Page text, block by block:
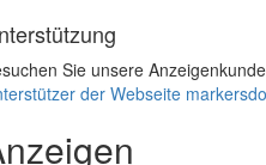
Sie unsere
der Webseite